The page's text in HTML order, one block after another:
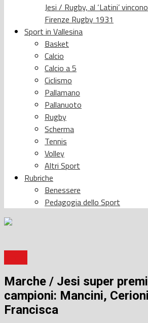
Jesi / Rugby, al ‘Latini’
Firenze Rugby 1931
Sport in Vallesina
Basket
Calcio
Calcio a 5
Ciclismo
Pallamano
Pallanuoto
Rugby
Scherma
Tennis
Volley
Altri Sport
Rubriche
Benessere
Pedagogia dello Sport
Marche / Jesi super
campioni: Mancini,
Francisca